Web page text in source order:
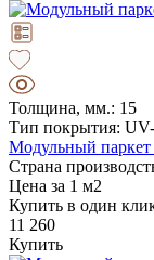
Толщина, мм.: 15
Тип покрытия:
Модульный паркет
Страна
Цена за 1 м2
Купить в один
11 260
Купить